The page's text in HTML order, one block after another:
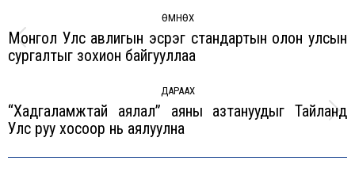
navigation
ӨМНӨХ
Previous
Монгол Улс авлигын эсрэг стандартын олон улсын
сургалтыг зохион байгууллаа
ДАРААХ
Next
“Хадгаламжтай аялал” аяны азтануудыг Тайланд
Улс руу хосоор нь аялуулна